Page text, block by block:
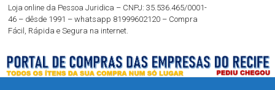
Loja online da Pessoa Juridica – CNPJ: 35.536.465/0001-
46 – dêsde 1991 – whatsapp 81999602120 – Compra
Fácil, Rápida e Segura na internet.